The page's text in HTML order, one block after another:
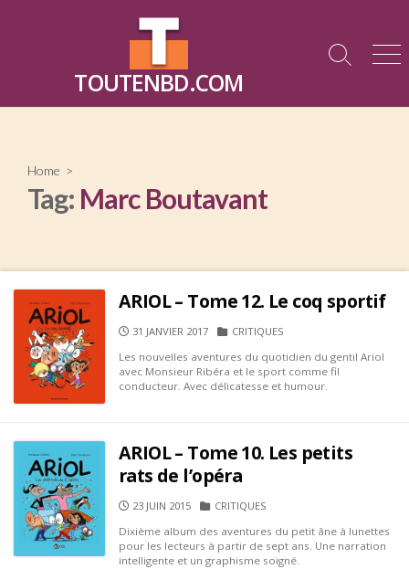
TOUTENBD.COM
Search
Home >
Tag: Marc Boutavant
ARIOL – Tome 12. Le coq sportif
PUBLISHED
31 JANVIER 2017 CATEGORIES
CRITIQUES
Les nouvelles aventures du quotidien du gentil Ariol
avec Monsieur Ribéra et le sport comme fil
conducteur. Avec délicatesse et humour.
ARIOL – Tome 10. Les petits
rats de l’opéra
PUBLISHED
23 JUIN 2015 CATEGORIES
CRITIQUES
Dixième album des aventures du petit âne à lunettes
pour les lecteurs à partir de sept ans. Une narration
intelligente et un graphisme soigné.